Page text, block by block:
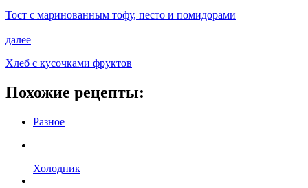
Тост с маринованным тофу, песто и помидорами
далее
Хлеб с кусочками фруктов
Похожие рецепты:
Разное
Холодник